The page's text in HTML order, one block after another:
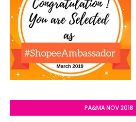
PA&MA NOV 2018